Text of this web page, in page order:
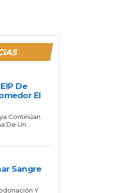
De
El
Continúan
De Un...
Sangre
Y